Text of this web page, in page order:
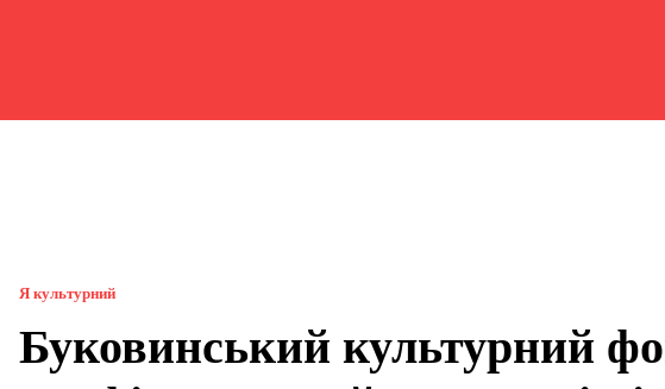
Я культурний
Буковинський культурний